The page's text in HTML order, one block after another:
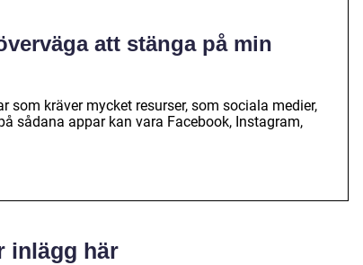
att stänga på min
som kräver mycket resurser, som sociala medier,
sådana appar kan vara Facebook, Instagram,
inlägg här